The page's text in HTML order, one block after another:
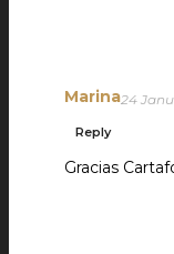
Marina24
Reply
Gracias